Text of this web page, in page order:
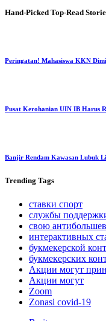
Hand-Picked Top-Read
Peringatan! Mahasiswa KKN
Pusat Kerohanian UIN IB Harus
Banjir Rendam Kawasan Lubuk
Trending Tags
ставки спорт
службы
свою
интерактивных
букмекерской
букмекерских
Акции могут
Акции могут
Zoom
Zonasi covid-19